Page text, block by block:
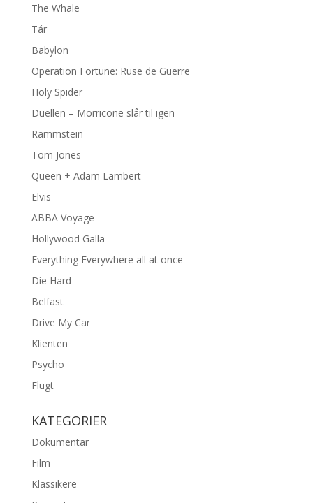
The Whale
Tár
Babylon
Operation Fortune: Ruse de Guerre
Holy Spider
Duellen – Morricone slår til igen
Rammstein
Tom Jones
Queen + Adam Lambert
Elvis
ABBA Voyage
Hollywood Galla
Everything Everywhere all at once
Die Hard
Belfast
Drive My Car
Klienten
Psycho
Flugt
KATEGORIER
Dokumentar
Film
Klassikere